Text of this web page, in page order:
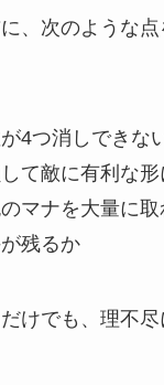
、次のような点
4つ消しできな
て敵に有利な
マナを大量に
残るか
けでも、理不